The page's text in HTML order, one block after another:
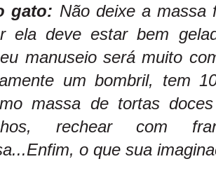
gato: Não deixe a massa
ela deve estar bem
manuseio será muito
um bombril, tem
massa de tortas
rechear com
o que sua